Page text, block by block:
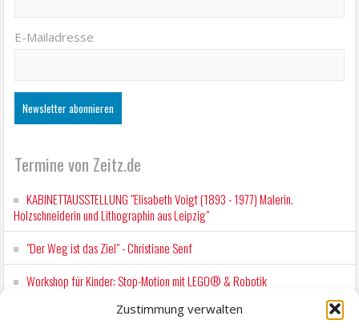
Zustimmung verwalten
E-Mailadresse
Termine von Zeitz.de
KABINETTAUSSTELLUNG "Elisabeth Voigt (1893 - 1977) Malerin.
Holzschneiderin und Lithographin aus Leipzig"
"Der Weg ist das Ziel" - Christiane Senf
Workshop für Kinder: Stop-Motion mit LEGO® & Robotik